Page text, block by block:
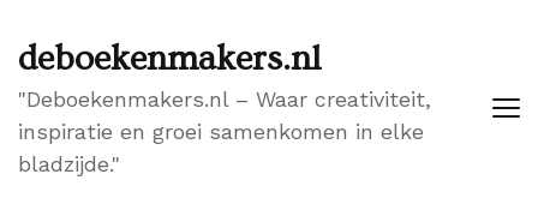
deboekenmakers.nl
"Deboekenmakers.nl – Waar creativiteit,
inspiratie en groei samenkomen in elke
bladzijde."